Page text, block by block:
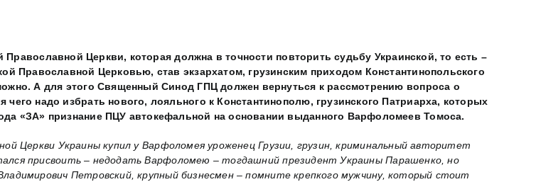
Православной Церкви, которая должна в точности повторить судьбу Украинской, то есть –
Православной Церковью, став экзархатом, грузинским приходом Константинопольского
А для этого Священный Синод ГПЦ должен вернуться к рассмотрению вопроса о
надо избрать нового, лояльного к Константинополю, грузинского Патриарха, которых
«ЗА» признание ПЦУ автокефальной на основании выданного Варфоломеев Томоса.
Церкви Украины купил у Варфоломея уроженец Грузии, грузин, криминальный авторитет
присвоить – недодать Варфоломею – тогдашний президент Украины Парашенко, но
Петровский, крупный бизнесмен – помните крепкого мужчину, который стоит